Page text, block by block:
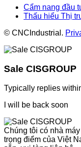
Cẩm nang đầu
Thấu hiểu Thị
© CNCIndustrial.
Sale CISGROUP
Typically replies
I will be back soon
Chúng tôi có nhà
trọng điểm của Việt